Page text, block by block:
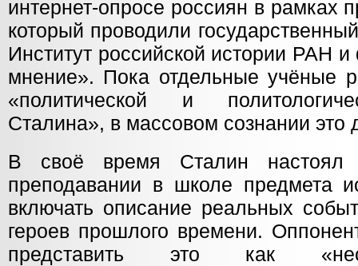
интернет-опросе россиян в рамках
который проводили
Институт российской истории РАН
мнение». Пока отдельные учёные
«политической и
Сталина», в массовом сознании
В своё время Сталин настоял
преподавании в школе предмета
включать описание реальных
героев прошлого времени.
представить это как